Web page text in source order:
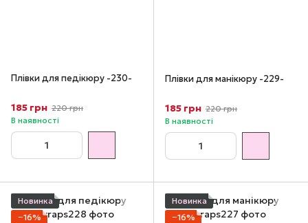
Плівки для педікюру -230-
185 грн 220 грн
В наявності
Плівки для манікюру -229-
185 грн 220 грн
В наявності
Новинка
−16%
Новинка
−16%